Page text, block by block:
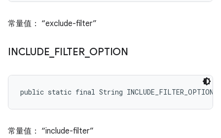
常量值： “exclude-filter”
INCLUDE FILTER_ OPTION
public static final String INCLUDE_FILTER_OPTION
常量值： “include-filter”